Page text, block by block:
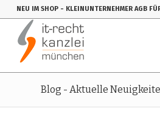
NEU IM SHOP - KLEINUNTERNEHMER AGB
Blog - Aktuelle